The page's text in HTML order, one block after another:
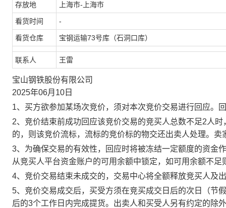
存放地 上海市-上海市
看货时间 -
看货仓库 宝钢运输73号库（石洞口库）
联系人 王雷
宝山钢铁股份有限公司
2025年06月10日
1、买方欲参加某场次竞价，须对本次竞价交易进行回应。
2、竞价结束前成功回应该竞价交易的竞买人总数不足2人
的，则该竞价流标，流标的竞价标的物交还出卖人处理。
3、为确保交易的有效性，回应时将被冻结一定额度的资金
从竞买人平台资金账户的可用余额中锁定，如可用余额不足
4、竞价交易结束未成交的，交易中心将全额释放竞买人及
5、竞价交易成交后，买受方须在竞买成交日后的次日（节
后的3个工作日内完成提货。出卖人和买受人另有约定的除